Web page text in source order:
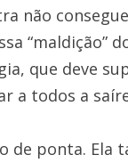
não
“maldição”
que deve
a todos a
de ponta. Ela